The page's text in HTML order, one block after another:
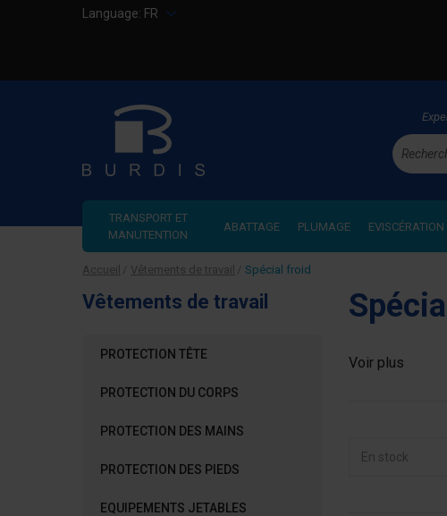
Language: FR
Rechercher
TRANSPORT ET
MANUTENTION
ABATTAGE PLUMAGE EVISCÉRATION
Accueil Vêtements de travail Spécial froid
Vêtements de travail
PROTECTION TÊTE
PROTECTION DU CORPS
PROTECTION DES MAINS
PROTECTION DES PIEDS
EQUIPEMENTS JETABLES
Voir plus
En stock